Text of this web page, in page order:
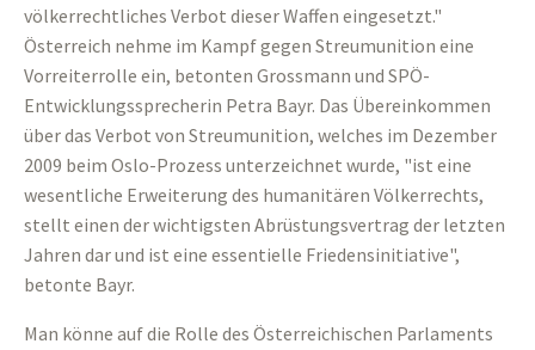
völkerrechtliches Verbot dieser Waffen eingesetzt."
Österreich nehme im Kampf gegen Streumunition eine
Vorreiterrolle ein, betonten Grossmann und SPÖ-
Entwicklungssprecherin Petra Bayr. Das Übereinkommen
über das Verbot von Streumunition, welches im Dezember
2009 beim Oslo-Prozess unterzeichnet wurde, "ist eine
wesentliche Erweiterung des humanitären Völkerrechts,
stellt einen der wichtigsten Abrüstungsvertrag der letzten
Jahren dar und ist eine essentielle Friedensinitiative",
betonte Bayr.
Man könne auf die Rolle des Österreichischen Parlaments